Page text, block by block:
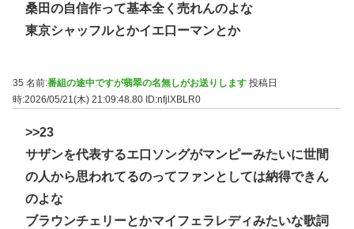
桑田の自信作って基本全く売れんのよな
東京シャッフルとかイエ口ーマンとか
35 名前:番組の途中ですが翡翠の名無しがお送りします 投稿日
時:2026/05/21(木) 21:09:48.80 ID:nfjlXBLR0
>>23
サザンを代表するエ口ソングがマンピーみたいに世間
の人から思われてるのってファンとしては納得できん
のよな
ブラウンチェリーとかマイフェラレディみたいな歌詞